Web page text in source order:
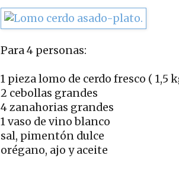
Para 4 personas:
1 pieza lomo de cerdo fresco ( 1,5
2 cebollas grandes
4 zanahorias grandes
1 vaso de vino blanco
sal, pimentón dulce
orégano, ajo y aceite